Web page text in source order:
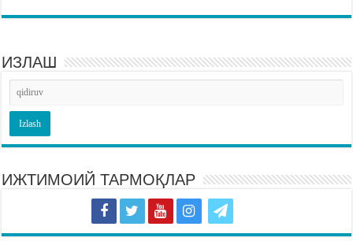
ИЗЛАШ
ИЖТИМОИЙ ТАРМОҚЛАР